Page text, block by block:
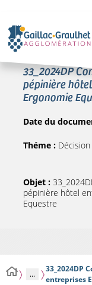
33_2024DP
pépinière
Ergonomie
Date du
Théme :
Objet :
pépinière hôtel
Equestre
...
33_2024DP
entreprises